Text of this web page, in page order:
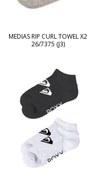
MEDIAS RIP CURL TOWEL X2
26/7375 (J3)